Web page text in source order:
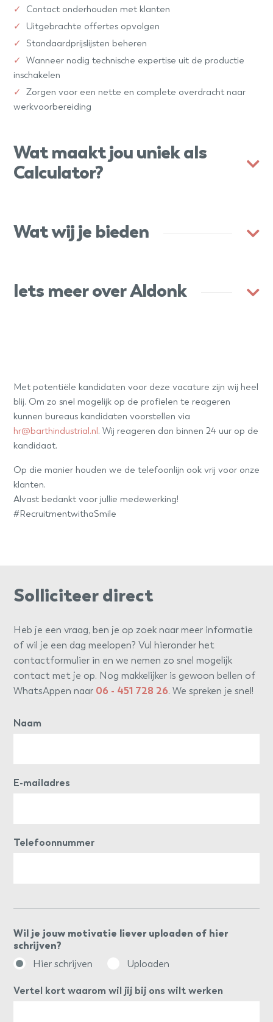
Contact onderhouden met klanten
Uitgebrachte offertes opvolgen
Standaardprijslijsten beheren
Wanneer nodig technische expertise uit de productie
inschakelen
Zorgen voor een nette en complete overdracht naar
werkvoorbereiding
Wat maakt jou uniek als
Calculator?
Wat wij je bieden
Iets meer over Aldonk
Met potentiële kandidaten voor deze vacature zijn wij heel
blij. Om zo snel mogelijk op de profielen te reageren
kunnen bureaus kandidaten voorstellen via
hr@barthindustrial.nl . Wij reageren dan binnen 24 uur op de
kandidaat.
Op die manier houden we de telefoonlijn ook vrij voor onze
klanten.
Alvast bedankt voor jullie medewerking!
#RecruitmentwithaSmile
Solliciteer direct
Heb je een vraag, ben je op zoek naar meer informatie
of wil je een dag meelopen? Vul hieronder het
contactformulier in en we nemen zo snel mogelijk
contact met je op. Nog makkelijker is gewoon bellen of
WhatsAppen naar 06 - 451 728 26. We spreken je snel!
Naam
E-mailadres
Telefoonnummer
Wil je jouw motivatie liever uploaden of hier
schrijven?
Hier schrijven
Uploaden
Vertel kort waarom wil jij bij ons wilt werken